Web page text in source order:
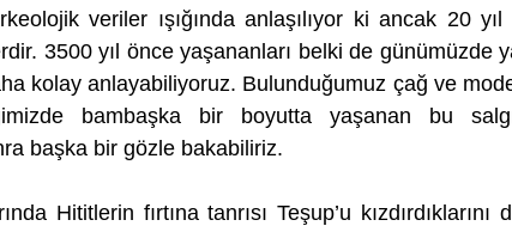
veriler ışığında anlaşılıyor ki ancak 20
3500 yıl önce yaşananları belki de günümüzde
kolay anlayabiliyoruz. Bulunduğumuz çağ ve
bambaşka bir boyutta yaşanan bu
başka bir gözle bakabiliriz.
Hititlerin fırtına tanrısı Teşup’u